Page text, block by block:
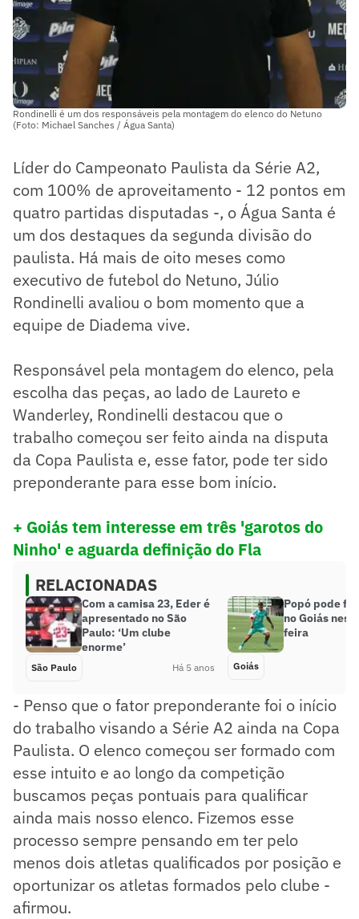
Rondinelli é um dos responsáveis pela montagem do elenco do Netuno
(Foto: Michael Sanches / Água Santa)
Líder do Campeonato Paulista da Série A2,
com 100% de aproveitamento - 12 pontos em
quatro partidas disputadas -, o Água Santa é
um dos destaques da segunda divisão do
paulista. Há mais de oito meses como
executivo de futebol do Netuno, Júlio
Rondinelli avaliou o bom momento que a
equipe de Diadema vive.
Responsável pela montagem do elenco, pela
escolha das peças, ao lado de Laureto e
Wanderley, Rondinelli destacou que o
trabalho começou ser feito ainda na disputa
da Copa Paulista e, esse fator, pode ter sido
preponderante para esse bom início.
+ Goiás tem interesse em três 'garotos do
Ninho' e aguarda definição do Fla
RELACIONADAS
Com a camisa 23, Eder é
apresentado no São
Paulo: ‘Um clube
enorme’
São Paulo Há 5 anos
Popó pode
no Goiás
feira
Goiás
- Penso que o fator preponderante foi o início
do trabalho visando a Série A2 ainda na Copa
Paulista. O elenco começou ser formado com
esse intuito e ao longo da competição
buscamos peças pontuais para qualificar
ainda mais nosso elenco. Fizemos esse
processo sempre pensando em ter pelo
menos dois atletas qualificados por posição e
oportunizar os atletas formados pelo clube -
afirmou.